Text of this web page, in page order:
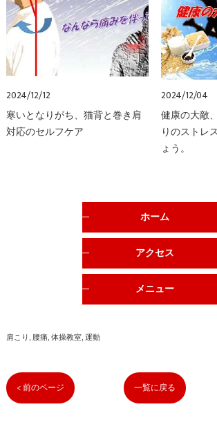
2024/12/12
寒いとなりがち、猫背と巻き肩
対応のセルフケア
2024/12/04
健康の大敵
りのストレ
ょう。
ホーム
アクセス
メニュー
肩こり 腰痛 体操教室 運動
< 前のページ 一覧に戻る